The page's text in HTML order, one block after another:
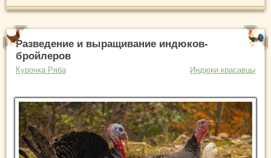
Разведение и выращивание индюков-
бройлеров
Курочка Ряба Индюки красавцы